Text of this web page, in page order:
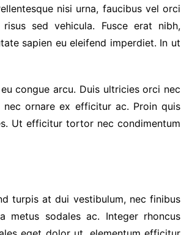
nisi urna, faucibus vel orci
sed vehicula. Fusce erat nibh,
sapien eu eleifend imperdiet. In ut
congue arcu. Duis ultricies orci nec
nec ornare ex efficitur ac. Proin quis
Ut efficitur tortor nec condimentum
turpis at dui vestibulum, nec finibus
metus sodales ac. Integer rhoncus